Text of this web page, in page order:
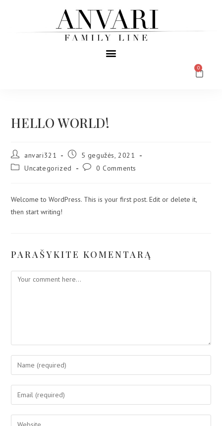
0
HELLO WORLD!
anvari321
5 gegužės, 2021
Uncategorized
0 Comments
Welcome to WordPress. This is your first post. Edit or delete it,
then start writing!
PARAŠYKITE KOMENTARĄ